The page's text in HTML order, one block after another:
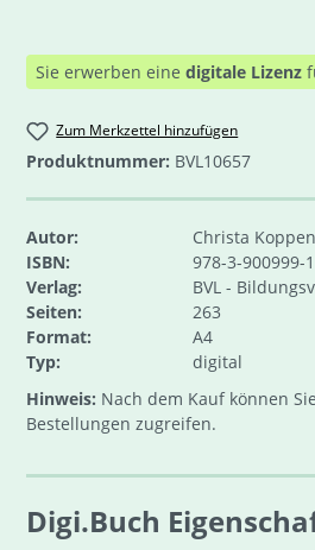
Sie erwerben eine digitale Lizenz
Zum Merkzettel hinzufügen
Produktnummer: BVL10657
Autor:
Christa
ISBN:
978-3-900999-
Verlag:
BVL -
Seiten:
263
Format:
A4
Typ:
digital
Hinweis: Nach dem Kauf können
Bestellungen zugreifen.
Digi.Buch